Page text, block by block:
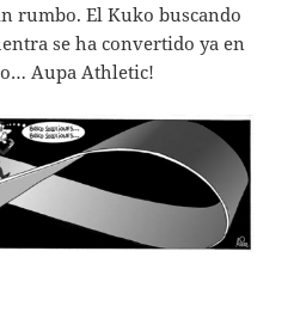
rumbo. El Kuko buscando
se ha convertido ya en
Aupa Athletic!